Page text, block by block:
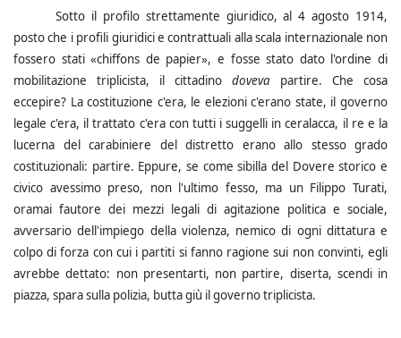
Sotto il profilo strettamente giuridico, al 4 agosto 1914,
posto che i profili giuridici e contrattuali alla scala internazionale non
fossero stati «chiffons de papier», e fosse stato dato l'ordine di
mobilitazione triplicista, il cittadino doveva partire. Che cosa
eccepire? La costituzione c'era, le elezioni c'erano state, il governo
legale c'era, il trattato c'era con tutti i suggelli in ceralacca, il re e la
lucerna del carabiniere del distretto erano allo stesso grado
costituzionali: partire. Eppure, se come sibilla del Dovere storico e
civico avessimo preso, non l'ultimo fesso, ma un Filippo Turati,
oramai fautore dei mezzi legali di agitazione politica e sociale,
avversario dell'impiego della violenza, nemico di ogni dittatura e
colpo di forza con cui i partiti si fanno ragione sui non convinti, egli
avrebbe dettato: non presentarti, non partire, diserta, scendi in
piazza, spara sulla polizia, butta giù il governo triplicista.